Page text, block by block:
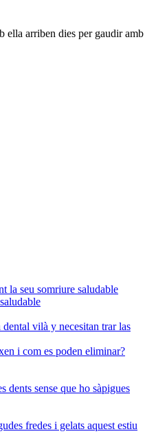
ella arriben dies per gaudir amb
i com es poden eliminar?
dents sense que ho sàpigues
fredes i gelats aquest estiu